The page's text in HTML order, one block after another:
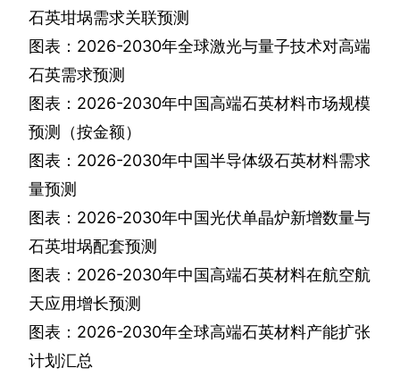
石英坩埚需求关联预测
图表： 2026-2030年全球激光与量子技术对高端
石英需求预测
图表： 2026-2030年中国高端石英材料市场规模
预测（按金额）
图表： 2026-2030年中国半导体级石英材料需求
量预测
图表： 2026-2030年中国光伏单晶炉新增数量与
石英坩埚配套预测
图表： 2026-2030年中国高端石英材料在航空航
天应用增长预测
图表： 2026-2030年全球高端石英材料产能扩张
计划汇总